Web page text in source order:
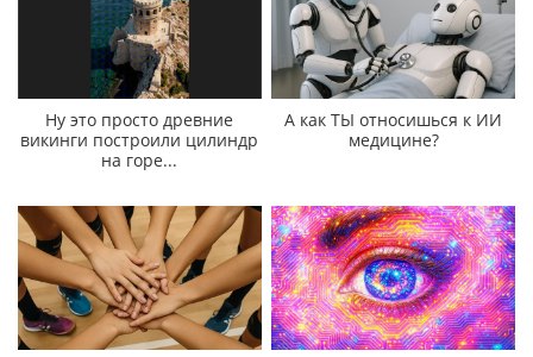
Ну это просто древние
викинги построили цилиндр
на горе...
А как ТЫ относишься к ИИ
медицине?